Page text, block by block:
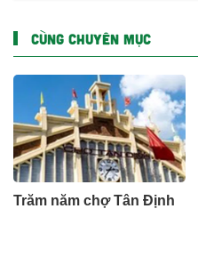
CÙNG CHUYÊN MỤC
Trăm năm chợ Tân Định